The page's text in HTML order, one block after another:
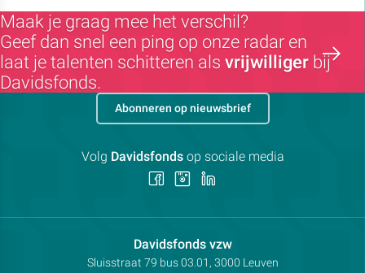
Maak je graag mee het verschil?
Geef dan snel een ping op onze radar en
laat je talenten schitteren als vrijwilliger bij
Davidsfonds.
Davidsfonds vzwContactpersoon:
Adres:
Sluisstraat 79 bus 03.01, 3000 Leuven
Abonneren op nieuwsbrief
Volg Davidsfondsop sociale media
Volg Volg